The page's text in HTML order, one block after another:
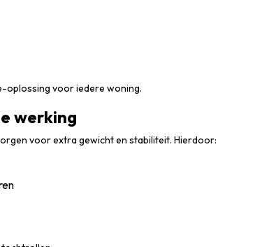
oplossing voor iedere woning.
werking
voor extra gewicht en stabiliteit. Hierdoor: